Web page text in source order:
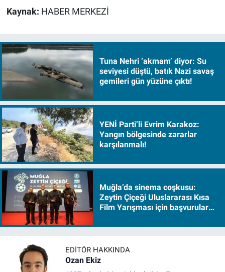
Kaynak: HABER MERKEZİ
Tuna Nehri ‘akmam’ diyor: Su
seviyesi düştü, batık Nazi savaş
gemileri gün yüzüne çıktı!
YENİ Parti’li Evrim Karakoz:
Yangın bölgesinde zararlar
karşılanmalı!
Muğla’da sinema coşkusu:
Zeytin Çiçeği Uluslararası Kısa
Film Yarışması için başvurular
EDITÖR HAKKINDA
Ozan Ekiz